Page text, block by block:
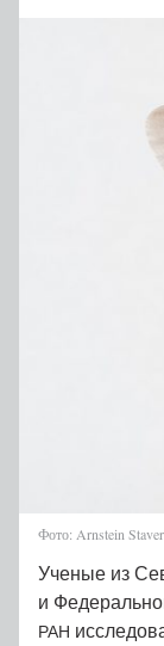
Фото: Arnstein
Ученые из
и
РАН